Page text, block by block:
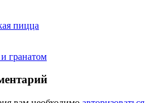
пицца
гранатом